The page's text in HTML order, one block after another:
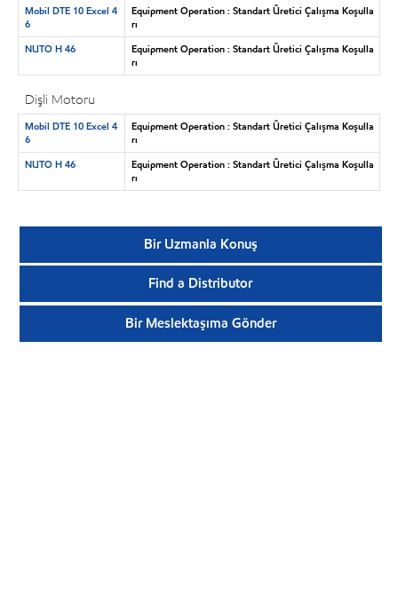
Mobil DTE 10 Excel 4
6
Equipment Operation : Standart Üretici Çalışma Koşulla
rı
NUTO H 46
Equipment Operation : Standart Üretici Çalışma Koşulla
rı
Dişli Motoru
Mobil DTE 10 Excel 4
6
Equipment Operation : Standart Üretici Çalışma Koşulla
rı
NUTO H 46
Equipment Operation : Standart Üretici Çalışma Koşulla
rı
Bir Uzmanla Konuş
Find a Distributor
Bir Meslektaşıma Gönder